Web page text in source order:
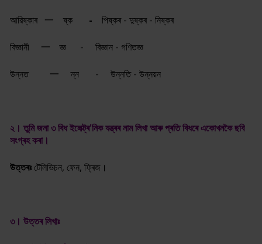
আৱিষ্কাৰ 一 ষ্ক - পিষ্কৰ - দুষ্কৰ - নিষ্কৰ
বিজ্ঞানী 一 জ্ঞ - বিজ্ঞান - গণিতজ্ঞ
উন্নত 一 ন্ন - উন্নতি - উন্নয়ন
২। তুমি জনা ৩ বিধ ইলেক্ট্ৰ'নিক যন্ত্ৰৰ নাম লিখা আৰু প্ৰতি বিধৰে একোখনকৈ ছবি
সংগ্ৰহ কৰা।
উত্তৰঃ টেলিভিচন, ফেন, ফ্ৰিজ।
৩। উত্তৰ লিখাঃ